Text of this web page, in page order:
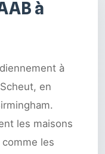
à
à
en
les maisons
les